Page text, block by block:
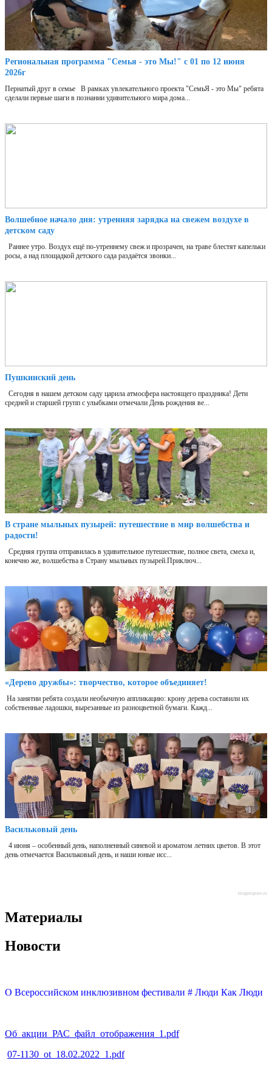
Региональная программа "Семья - это Мы!" с 01 по 12 июня
2026г
Пернатый друг в семье В рамках увлекательного проекта "СемьЯ - это Мы" ребята
сделали первые шаги в познании удивительного мира дома...
Волшебное начало дня: утренняя зарядка на свежем воздухе в
детском саду
Раннее утро. Воздух ещё по-утреннему свеж и прозрачен, на траве блестят капельки
росы, а над площадкой детского сада раздаётся звонки...
Пушкинский день
Сегодня в нашем детском саду царила атмосфера настоящего праздника! Дети
средней и старшей групп с улыбками отмечали День рождения ве...
В стране мыльных пузырей: путешествие в мир волшебства и
радости!
Средняя группа отправилась в удивительное путешествие, полное света, смеха и,
конечно же, волшебства в Страну мыльных пузырей.Приключ...
«Дерево дружбы»: творчество, которое объединяет!
На занятии ребята создали необычную аппликацию: крону дерева составили их
собственные ладошки, вырезанные из разноцветной бумаги. Кажд...
Васильковый день
4 июня – особенный день, наполненный синевой и ароматом летних цветов. В этот
день отмечается Васильковый день, и наши юные исс...
blogprogram.ru
Материалы
Новости
О Всероссийском инклюзивном фестивали # Люди Как Люди
Об_акции_РАС_файл_отображения_1.pdf
07-1130_ot_18.02.2022_1.pdf